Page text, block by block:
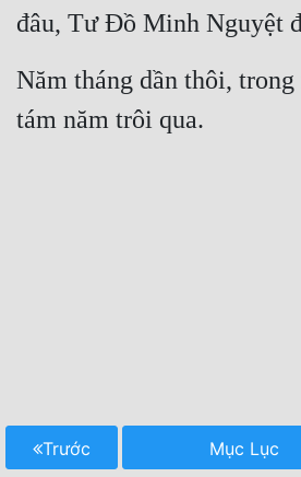
đâu, Tư Đồ Minh Nguyệt
Năm tháng dần thôi, trong
tám năm trôi qua.
Trước Mục Lục